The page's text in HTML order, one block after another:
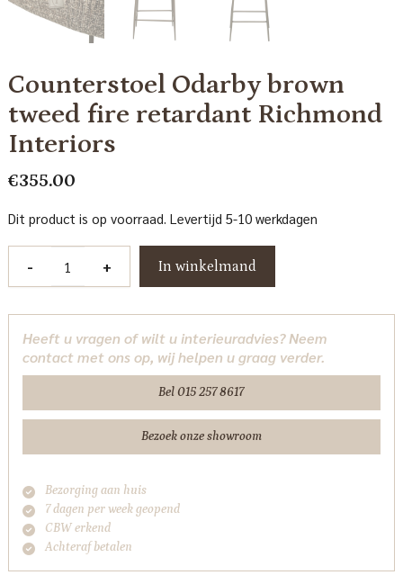
Counterstoel Odarby brown
tweed fire retardant Richmond
Interiors
€355.00
Dit product is op voorraad. Levertijd 5-10 werkdagen
-
tweed
fire
retardant
Interiors
+ In winkelmand
Heeft u vragen of wilt u interieuradvies? Neem
contact met ons op, wij helpen u graag verder.
Bel 015 257 8617
Bezoek onze showroom
Bezorging aan huis
7 dagen per week geopend
CBW erkend
Achteraf betalen